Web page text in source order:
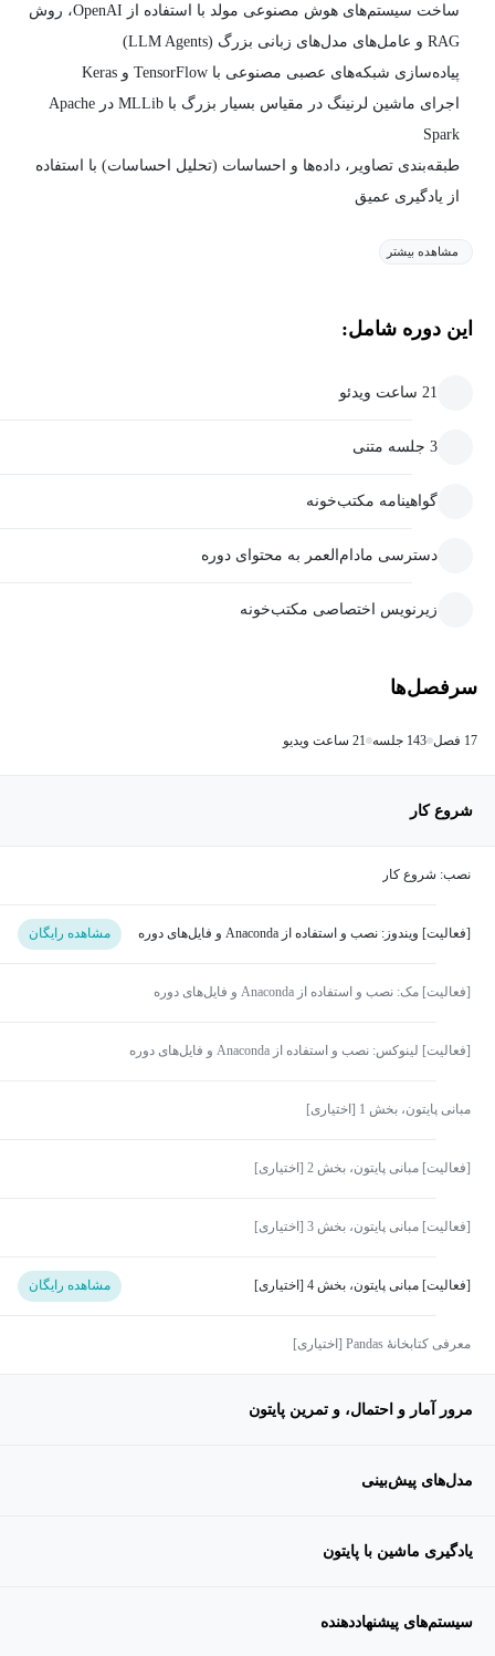
ساخت سیستم‌های هوش مصنوعی مولد با استفاده از OpenAI، روش
RAG و عامل‌های مدل‌های زبانی بزرگ (LLM Agents)
پیاده‌سازی شبکه‌های عصبی مصنوعی با TensorFlow و Keras
اجرای ماشین لرنینگ در مقیاس بسیار بزرگ با MLLib در Apache
Spark
طبقه‌بندی تصاویر، داده‌ها و احساسات (تحلیل احساسات) با استفاده
از یادگیری عمیق
مشاهده بیشتر
این دوره شامل:
21 ساعت ویدئو
3 جلسه متنی
گواهینامه مکتب‌خونه
دسترسی مادام‌العمر به محتوای دوره
زیرنویس اختصاصی مکتب‌خونه
سرفصل‌ها
17 فصل 143 جلسه 21 ساعت ویدیو
شروع کار
نصب: شروع کار
[فعالیت] ویندوز: نصب و استفاده از Anaconda و فایل‌های دوره مشاهده رایگان
[فعالیت] مک: نصب و استفاده از Anaconda و فایل‌های دوره
[فعالیت] لینوکس: نصب و استفاده از Anaconda و فایل‌های دوره
مبانی پایتون، بخش 1 [اختیاری]
[فعالیت] مبانی پایتون، بخش 2 [اختیاری]
[فعالیت] مبانی پایتون، بخش 3 [اختیاری]
[فعالیت] مبانی پایتون، بخش 4 [اختیاری] مشاهده رایگان
معرفی کتابخانهٔ Pandas [اختیاری]
مرور آمار و احتمال، و تمرین پایتون
مدل‌های پیش‌بینی
یادگیری ماشین با پایتون
سیستم‌های پیشنهاددهنده